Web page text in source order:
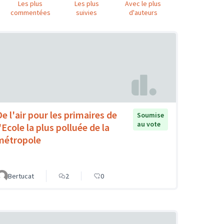
Les plus
commentées
Les plus
suivies
Avec le plus
d'auteurs
l'air pour les primaires de
la plus polluée de la
Soumise
au vote
Bertucat 2 0